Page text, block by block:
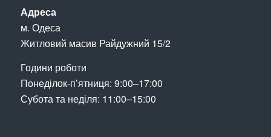
Адреса
м. Одеса
Житловий масив Райдужний 15/2
Години роботи
Понеділок-п’ятниця: 9:00–17:00
Субота та неділя: 11:00–15:00